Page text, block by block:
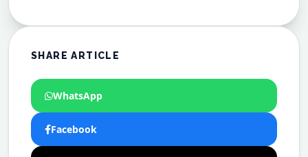
SHARE ARTICLE
WhatsApp
Facebook